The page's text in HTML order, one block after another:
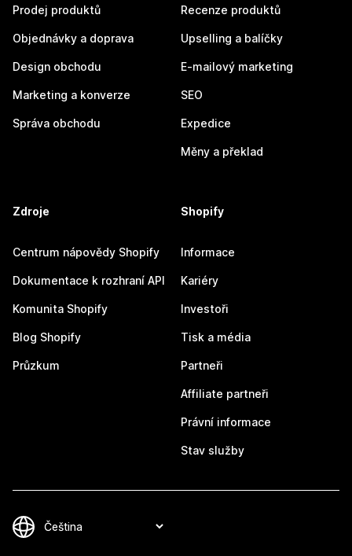
Prodej produktů
Objednávky a doprava
Design obchodu
Marketing a konverze
Správa obchodu
Recenze produktů
Upselling a balíčky
E-mailový marketing
SEO
Expedice
Měny a překlad
Zdroje
Centrum nápovědy Shopify
Dokumentace k rozhraní API
Komunita Shopify
Blog Shopify
Průzkum
Shopify
Informace
Kariéry
Investoři
Tisk a média
Partneři
Affiliate partneři
Právní informace
Stav služby